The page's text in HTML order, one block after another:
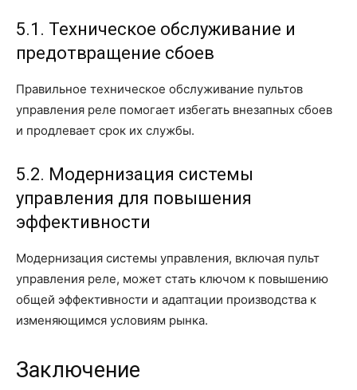
5.1. Техническое обслуживание и
предотвращение сбоев
Правильное техническое обслуживание пультов
управления реле помогает избегать внезапных сбоев
и продлевает срок их службы.
5.2. Модернизация системы
управления для повышения
эффективности
Модернизация системы управления, включая пульт
управления реле, может стать ключом к повышению
общей эффективности и адаптации производства к
изменяющимся условиям рынка.
Заключение